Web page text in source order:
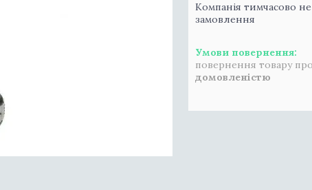
Компанія тимчасово
замовлення
повернення товару
домовленістю